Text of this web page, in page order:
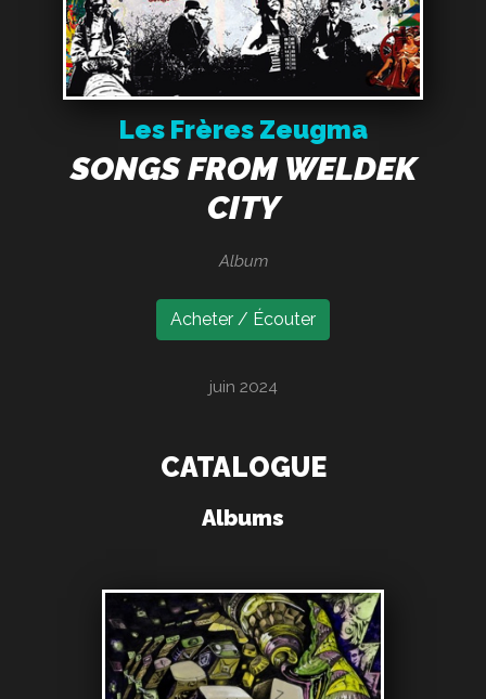
Les Frères Zeugma
SONGS FROM WELDEK
CITY
Album
Acheter / Écouter
juin 2024
CATALOGUE
Albums